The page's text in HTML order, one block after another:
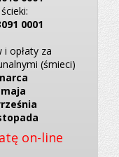
0001
opłaty za
(śmieci)
on-line